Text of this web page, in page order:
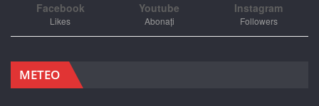
Facebook
Likes
Youtube
Abonați
Instagram
Followers
METEO